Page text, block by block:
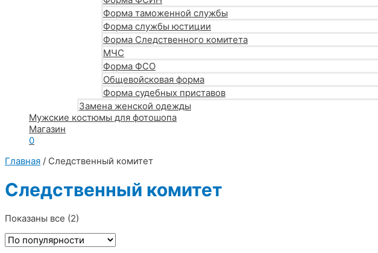
Форма таможенной службы
Форма службы юстиции
Форма Следственного комитета
МЧС
Форма ФСО
Общевойсковая форма
Форма судебных приставов
Замена женской одежды
Мужские костюмы для фотошопа
Магазин
0
Главная / Следственный комитет
Следственный комитет
Показаны все (2)
популярности